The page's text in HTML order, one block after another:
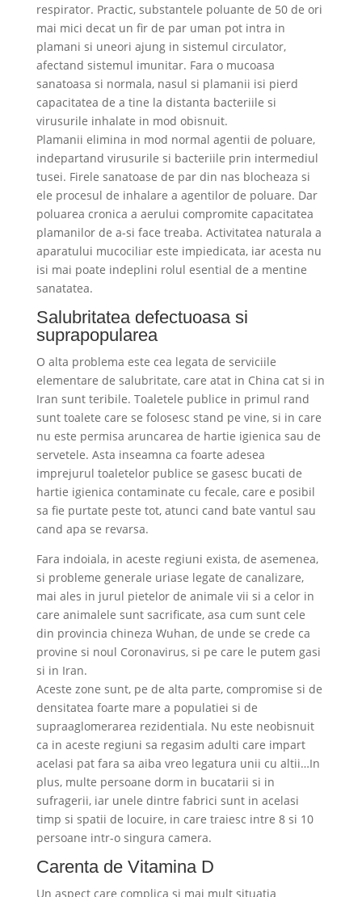
respirator. Practic, substantele poluante de 50 de ori
mai mici decat un fir de par uman pot intra in
plamani si uneori ajung in sistemul circulator,
afectand sistemul imunitar. Fara o mucoasa
sanatoasa si normala, nasul si plamanii isi pierd
capacitatea de a tine la distanta bacteriile si
virusurile inhalate in mod obisnuit.
Plamanii elimina in mod normal agentii de poluare,
indepartand virusurile si bacteriile prin intermediul
tusei. Firele sanatoase de par din nas blocheaza si
ele procesul de inhalare a agentilor de poluare. Dar
poluarea cronica a aerului compromite capacitatea
plamanilor de a-si face treaba. Activitatea naturala a
aparatului mucociliar este impiedicata, iar acesta nu
isi mai poate indeplini rolul esential de a mentine
sanatatea.
Salubritatea defectuoasa si
suprapopularea
O alta problema este cea legata de serviciile
elementare de salubritate, care atat in China cat si in
Iran sunt teribile. Toaletele publice in primul rand
sunt toalete care se folosesc stand pe vine, si in care
nu este permisa aruncarea de hartie igienica sau de
servetele. Asta inseamna ca foarte adesea
imprejurul toaletelor publice se gasesc bucati de
hartie igienica contaminate cu fecale, care e posibil
sa fie purtate peste tot, atunci cand bate vantul sau
cand apa se revarsa.
Fara indoiala, in aceste regiuni exista, de asemenea,
si probleme generale uriase legate de canalizare,
mai ales in jurul pietelor de animale vii si a celor in
care animalele sunt sacrificate, asa cum sunt cele
din provincia chineza Wuhan, de unde se crede ca
provine si noul Coronavirus, si pe care le putem gasi
si in Iran.
Aceste zone sunt, pe de alta parte, compromise si de
densitatea foarte mare a populatiei si de
supraaglomerarea rezidentiala. Nu este neobisnuit
ca in aceste regiuni sa regasim adulti care impart
acelasi pat fara sa aiba vreo legatura unii cu altii…In
plus, multe persoane dorm in bucatarii si in
sufragerii, iar unele dintre fabrici sunt in acelasi
timp si spatii de locuire, in care traiesc intre 8 si 10
persoane intr-o singura camera.
Carenta de Vitamina D
Un aspect care complica si mai mult situatia